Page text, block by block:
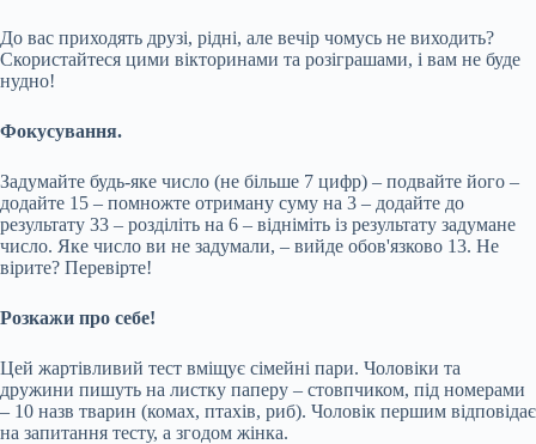
До вас приходять друзі, рідні, але вечір чомусь не виходить?
Скористайтеся цими вікторинами та розіграшами, і вам не буде
нудно!
Фокусування.
Задумайте будь-яке число (не більше 7 цифр) – подвайте його –
додайте 15 – помножте отриману суму на 3 – додайте до
результату 33 – розділіть на 6 – відніміть із результату задумане
число. Яке число ви не задумали, – вийде обов'язково 13. Не
вірите? Перевірте!
Розкажи про себе!
Цей жартівливий тест вміщує сімейні пари. Чоловіки та
дружини пишуть на листку паперу – стовпчиком, під номерами
– 10 назв тварин (комах, птахів, риб). Чоловік першим відповідає
на запитання тесту, а згодом жінка.